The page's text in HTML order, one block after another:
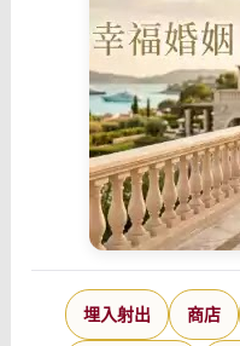
埋入射出 商店